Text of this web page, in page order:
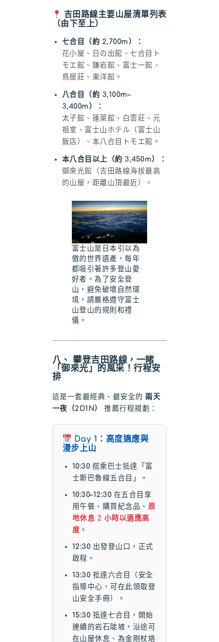
吉田路線主要山屋清單列表
（由下至上）
七合目（約 2,700m）：
花小屋、日の出館、七合目ト
モエ館、鎌岩館、富士一館、
鳥居莊、東洋館。
八合目（約 3,100m–
3,400m）：
太子館、蓬萊館、白雲莊、元
祖室、富士山ホテル（富士山
飯店）、本八合目トモエ館。
本八合目以上（約 3,450m）：
御來光館（吉田路線海拔最高
的山屋，距離山頂最近）。
富士山是日本引以為
傲的世界遺產，每年
都吸引著許多登山愛
好者。為了安全登
山，避免破壞自然環
境，請嚴格遵守富士
山登山的規則和禮
儀。
八、 攀登吉田路線，一睹
「御來光」的風采！行程安
排
這是一套最經典、最安全的 兩天
一夜（2D1N）
推薦行程規劃：
Day 1：高度適應與
漫步上山
10:30 搭乘巴士抵達「富
士斯巴魯線五合目」。
10:30–12:30 在五合目享
用午餐、購買紀念品、 原
地休息 2 小時以適應高
度 。
12:30 出發登山口，正式
啟程。
13:30 批達六合目（安全
指導中心，可在此領取登
山安全手冊）。
15:30 抵達七合目，開始
連續的岩石陡坡，沿途可
在山屋休息、為金剛杖烙